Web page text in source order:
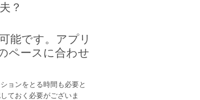
？
能です。アプリ
ペースに合わせ
ョンをとる時間も必要と
ておく必要がございま